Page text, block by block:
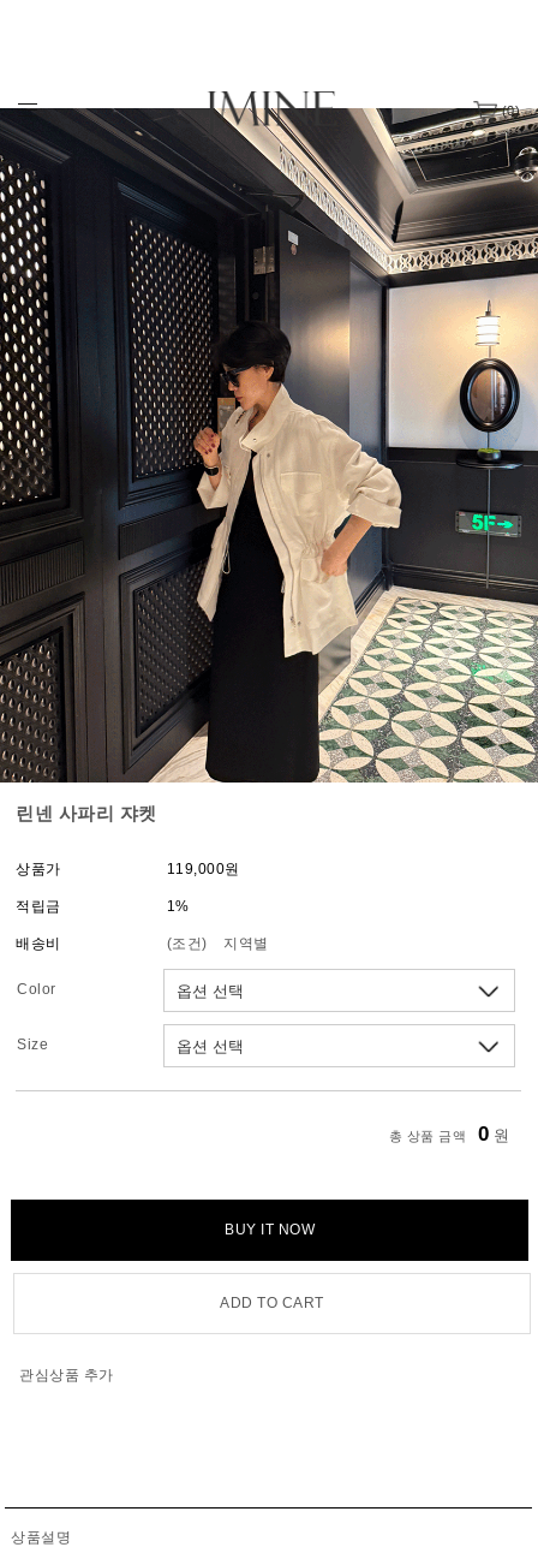
(0)
린넨 사파리 쟈켓
상품가 119,000원
적립금 1%
배송비 (조건) 지역별
Color
Size
총 상품 금액 0 원
BUY IT NOW
ADD TO CART
관심상품 추가
상품설명